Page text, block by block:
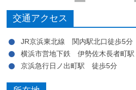
交通アクセス
JR京浜東北線 関内駅北口徒歩5分
横浜市営地下鉄 伊勢佐木長者町
京浜急行日ノ出町駅 徒歩5分